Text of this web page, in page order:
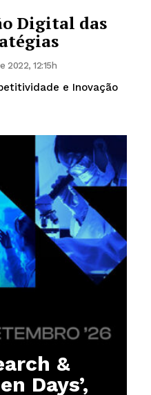
agora!
Digital das
2022, 12:15h
e Inovação
&
Days’,